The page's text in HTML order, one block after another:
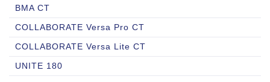
BMA CT
COLLABORATE Versa Pro CT
COLLABORATE Versa Lite CT
UNITE 180